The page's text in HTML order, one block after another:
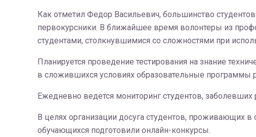
Как отметил Федор Васильевич, большинство
первокурсники. В ближайшее время волонтеры из
студентами, столкнувшимися со сложностями при
Планируется проведение тестирования на знание
в сложившихся условиях образовательные программы
Ежедневно ведется мониторинг студентов,
В целях организации досуга студентов, проживающих
обучающихся подготовили онлайн-конкурсы.